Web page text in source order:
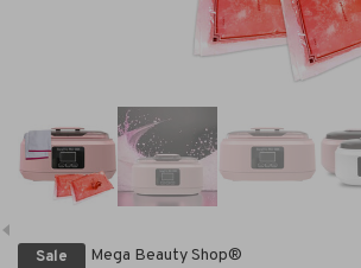
Sale Mega Beauty Shop®